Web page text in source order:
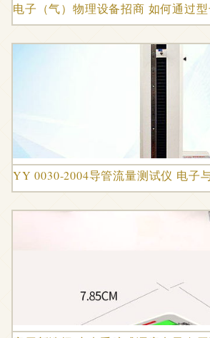
电子（气）物理设备招商 如何通过
YY 0030-2004导管流量测试仪 电子